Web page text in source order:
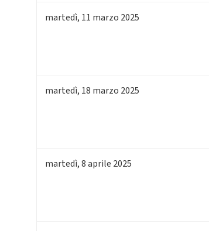
martedì, 11 marzo 2025
martedì, 18 marzo 2025
martedì,8aprile 2025